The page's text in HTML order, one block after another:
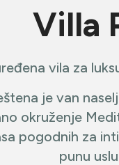
Villa
vila za
je van
okruženje
pogodnih za
punu